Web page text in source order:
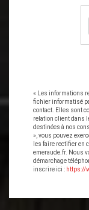
« Les informations
fichier informatisé
contact. Elles sont
relation client dans
destinées à nos
», vous pouvez
les faire rectifier en
emeraude.fr. Nous
démarchage
inscrire ici : https://